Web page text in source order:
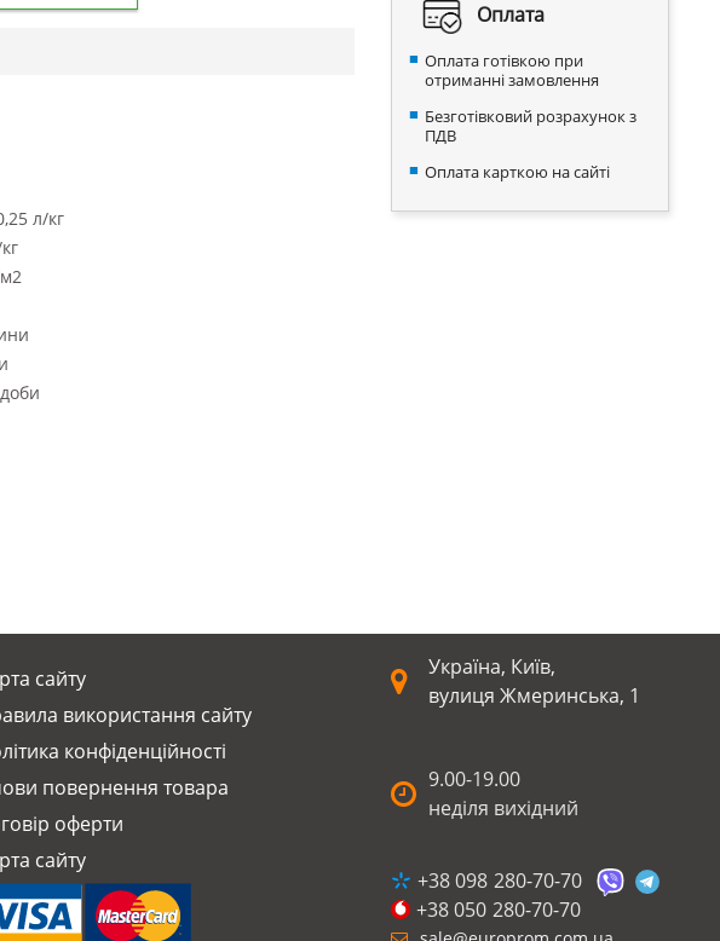
л/кг
Оплата
Оплата готівкою при
отриманні замовлення
Безготівковий розрахунок з
ПДВ
Оплата карткою на сайті
сайту
використання сайту
конфіденційності
повернення товарa
оферти
сайту
Україна, Київ,
вулиця Жмеринська, 1
9.00-19.00
неділя вихідний
+38 098 280-70-70
+38 050 280-70-70